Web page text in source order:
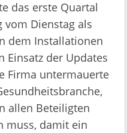
das erste Quartal
Dienstag als
dem Installationen
Einsatz der Updates
Firma untermauerte
allen Beteiligten
muss, damit ein